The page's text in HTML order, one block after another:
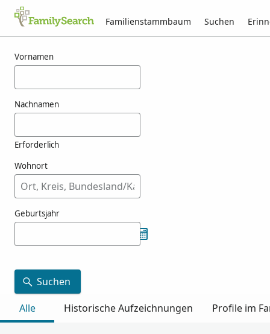
Familienstammbaum Suchen
Vornamen
Nachnamen
Erforderlich
Wohnort
Geburtsjahr
Suchen
Alle
Historische Aufzeichnungen Profile im